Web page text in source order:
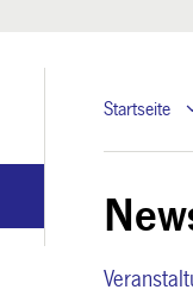
Startseite